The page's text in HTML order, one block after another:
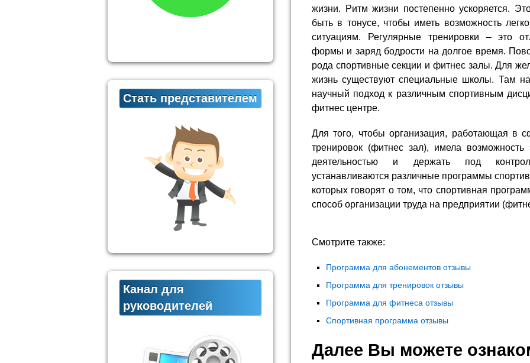
жизни. Ритм жизни постепенно ускоряется.
быть в тонусе, чтобы иметь возможность
ситуациям. Регулярные тренировки – это
формы и заряд бодрости на долгое время.
рода спортивные секции и фитнес залы. Для
жизнь существуют специальные школы. Там
научный подход к различным спортивным
фитнес центре.
Для того, чтобы организация, работающая в
тренировок (фитнес зал), имела
деятельностью и держать под
устанавливаются различные программы
которых говорят о том, что спортивная
способ организации труда на предприятии
Смотрите также:
Программа для абонементов отзывы
Программа для тренировок отзывы
Программа для фитнеса отзывы
Спортивная программа отзывы
Далее Вы можете
Стать представителем
Канал для
руководителей